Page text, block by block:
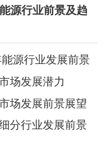
源行业前景及趋
源行业发展前景
场发展潜力
场发展前景展望
分行业发展前景